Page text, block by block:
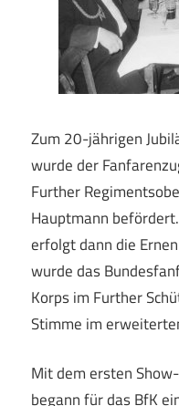
Zum 20-jährigen
wurde der
Further
Hauptmann
erfolgt dann die
wurde das
Korps im Further
Stimme im
Mit dem ersten
begann für das BfK